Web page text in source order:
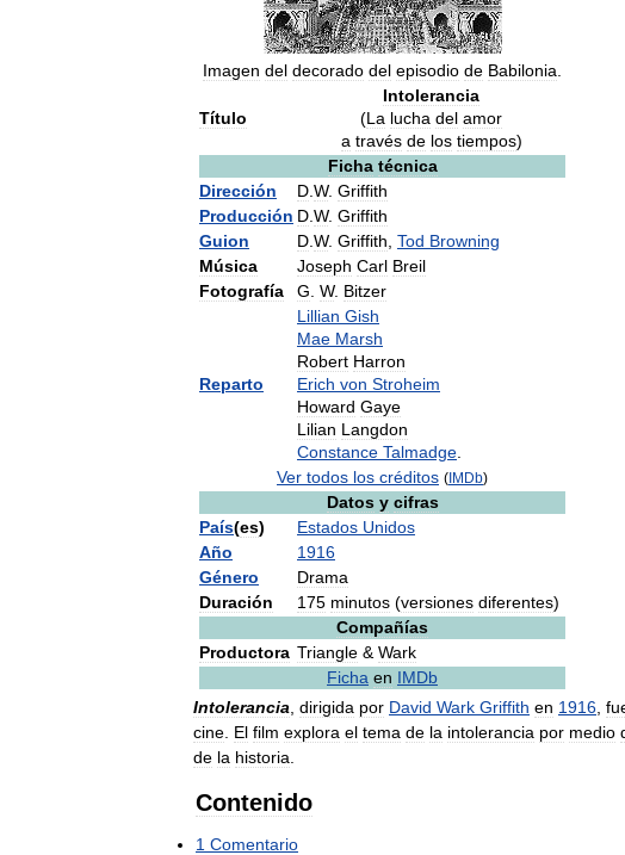
Imagen del decorado del episodio de Babilonia
Título
Intolerancia
(La lucha del amor
a través de los tiempos)
Ficha técnica
Dirección
D W. Griffith
Producción D W. Griffith
Guion
D W. Griffith Tod Browning
Música
Joseph Carl Breil
Fotografía
G W. Bitzer
Reparto
Lillian Gish
Mae Marsh
Robert Harron
Erich von Stroheim
Howard Gaye
Lilian Langdon
Constance Talmadge
Ver todos los créditos (IMDb)
Datos y cifras
País(es) Estados Unidos
Año
1916
Género
Drama
Duración
175 minutos (versiones diferentes)
Compañías
Productora Triangle & Wark
Ficha en IMDb
Intolerancia dirigida por David Wark Griffith en 1916
cine El film explora el tema de la intolerancia por medio
de la historia
Contenido
1 Comentario